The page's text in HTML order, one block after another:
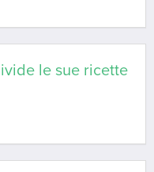
le sue ricette